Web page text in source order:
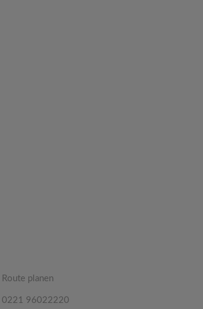
Route planen
0221 96022220